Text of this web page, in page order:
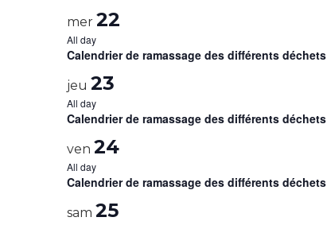
mer 22
All day
Calendrier de ramassage des différents déchets
jeu 23
All day
Calendrier de ramassage des différents déchets
ven 24
All day
Calendrier de ramassage des différents déchets
sam 25